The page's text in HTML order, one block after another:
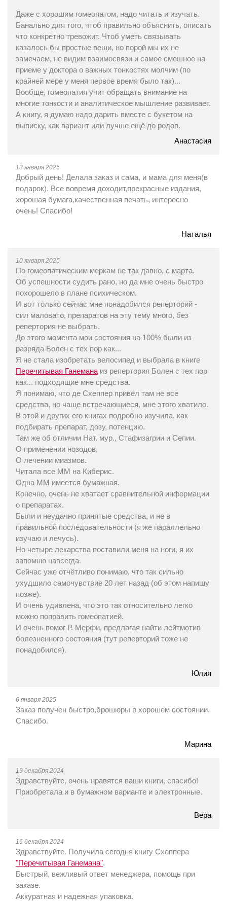
Даже с хорошим гомеопатом, надо читать и изучать.
Банально для того, чтоб правильно объяснить, описать
что конкретно тревожит. Чтоб уметь связывать
казалось бы простые вещи, но порой мы их не
замечаем, не видим взаимосвязи и самое смешное на
приеме у доктора о важных тонкостях молчим (по
крайней мере у меня первое время было так)...
Вообще, гомеопатия учит обращать внимание на
многие тонкости и аналитическое мышление развивает.
А книгу, я думаю надо дарить вместе с букетом на
выписку, как вариант или лучше ещё до родов.
Анастасия
13 января 2025
Добрый день! Делала заказ и сама, и мама для меня(в
подарок). Все вовремя доходит,прекрасные издания,
хорошая бумага,качественная печать, интересно
очень! Спасибо!
Наталья
10 января 2025
По гомеопатическим меркам не так давно, с марта.
Об успешности судить рано, но да мне очень быстро
похорошело в плане психическом.
И вот только сейчас мне понадобился реперторий -
сил маловато, препаратов на эту тему много, без
репертория не выбрать.
До этого момента мои состояния на 100% были из
разряда Болен с тех пор как...
Я не стала изобретать велосипед и выбрала в книге
Перечитывая Ганемана из репертория Болен с тех пор
как... подходящие мне средства.
Я понимаю, что де Схеппер привёл там не все
средства, но чаще встречающиеся, мне этого хватило.
В этой и других его книгах подробно изучила, как
подбирать препарат, дозу, потенцию.
Там же об отличии Нат. мур., Стафизагрии и Сепии.
О применении нозодов.
О лечении миазмов.
Читала все ММ на Киберис.
Одна ММ имеется бумажная.
Конечно, очень не хватает сравнительной информации
о препаратах.
Были и неудачно принятые средства, и не в
правильной последовательности (я же параллельно
изучаю и лечусь).
Но четыре лекарства поставили меня на ноги, я их
запомню навсегда.
Сейчас уже отчётливо понимаю, что так сильно
ухудшило самочувствие 20 лет назад (об этом напишу
позже).
И очень удивлена, что это так относительно легко
можно поправить гомеопатией.
И очень помог Р. Мерфи, предлагая найти лейтмотив
болезненного состояния (тут реперторий тоже не
понадобился).
Юлия
6 января 2025
Заказ получен быстро,брошюры в хорошем состоянии.
Спасибо.
Марина
19 декабря 2024
Здравствуйте, очень нравятся ваши книги, спасибо!
Приобретала и в бумажном варианте и электронные.
Вера
16 декабря 2024
Здравствуйте. Получила сегодня книгу Схеппера
"Перечитывая Ганемана".
Быстрый, вежливый ответ менеджера, помощь при
заказе.
Аккуратная и надежная упаковка.